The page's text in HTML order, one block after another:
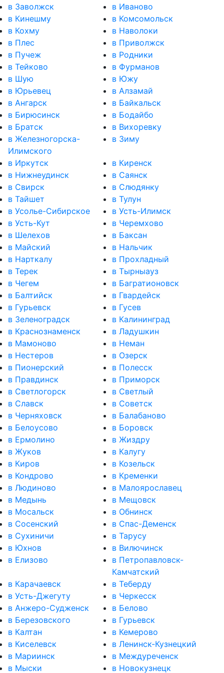
в Заволжск
в Иваново
в Кинешму
в Комсомольск
в Кохму
в Наволоки
в Плес
в Приволжск
в Пучеж
в Родники
в Тейково
в Фурманов
в Шую
в Южу
в Юрьевец
в Алзамай
в Ангарск
в Байкальск
в Бирюсинск
в Бодайбо
в Братск
в Вихоревку
в Железногорска-
Илимского
в Зиму
в Иркутск
в Киренск
в Нижнеудинск
в Саянск
в Свирск
в Слюдянку
в Тайшет
в Тулун
в Усолье-Сибирское
в Усть-Илимск
в Усть-Кут
в Черемхово
в Шелехов
в Баксан
в Майский
в Нальчик
в Нарткалу
в Прохладный
в Терек
в Тырныауз
в Чегем
в Багратионовск
в Балтийск
в Гвардейск
в Гурьевск
в Гусев
в Зеленоградск
в Калининград
в Краснознаменск
в Ладушкин
в Мамоново
в Неман
в Нестеров
в Озерск
в Пионерский
в Полесск
в Правдинск
в Приморск
в Светлогорск
в Светлый
в Славск
в Советск
в Черняховск
в Балабаново
в Белоусово
в Боровск
в Ермолино
в Жиздру
в Жуков
в Калугу
в Киров
в Козельск
в Кондрово
в Кременки
в Людиново
в Малоярославец
в Медынь
в Мещовск
в Мосальск
в Обнинск
в Сосенский
в Спас-Деменск
в Сухиничи
в Тарусу
в Юхнов
в Вилючинск
в Елизово
в Петропавловск-
Камчатский
в Карачаевск
в Теберду
в Усть-Джегуту
в Черкесск
в Анжеро-Судженск
в Белово
в Березовского
в Гурьевск
в Калтан
в Кемерово
в Киселевск
в Ленинск-Кузнецкий
в Мариинск
в Междуреченск
в Мыски
в Новокузнецк